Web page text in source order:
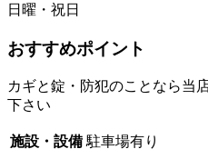
日曜・祝日
おすすめポイント
カギと錠・防犯のことなら当
下さい
施設・設備 駐車場有り